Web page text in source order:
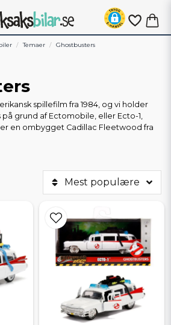
Temaer Ghostbusters
spillefilm fra 1984, og vi holder
grund af Ectomobile, eller Ecto-1,
en ombygget Cadillac Fleetwood fra
Mest populære